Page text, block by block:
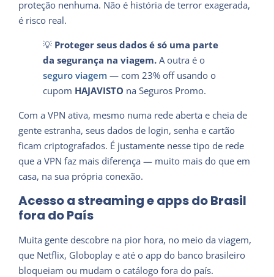
proteção nenhuma. Não é história de terror exagerada,
é risco real.
💡 Proteger seus dados é só uma parte
da segurança na viagem. A outra é o
seguro viagem — com 23% off usando o
cupom HAJAVISTO na Seguros Promo.
Com a VPN ativa, mesmo numa rede aberta e cheia de
gente estranha, seus dados de login, senha e cartão
ficam criptografados. É justamente nesse tipo de rede
que a VPN faz mais diferença — muito mais do que em
casa, na sua própria conexão.
Acesso a streaming e apps do Brasil
fora do País
Muita gente descobre na pior hora, no meio da viagem,
que Netflix, Globoplay e até o app do banco brasileiro
bloqueiam ou mudam o catálogo fora do país.